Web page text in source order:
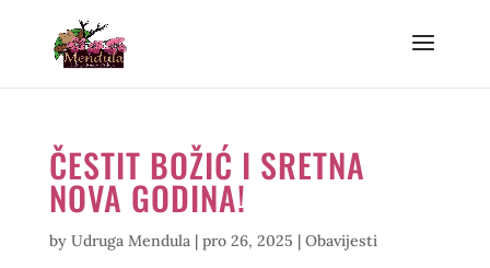
ČESTIT BOŽIĆ I SRETNA
NOVA GODINA!
by Udruga Mendula| pro 26, 2025 | Obavijesti